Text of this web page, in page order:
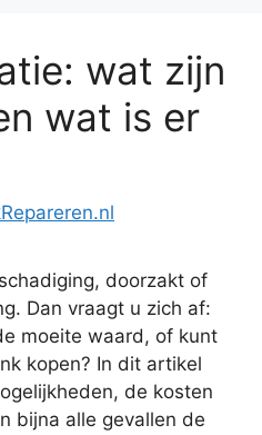
wat zijn
wat is er
doorzakt of
Dan vraagt u zich af:
moeite waard, of kunt
kopen? In dit artikel
de kosten
bijna alle gevallen de